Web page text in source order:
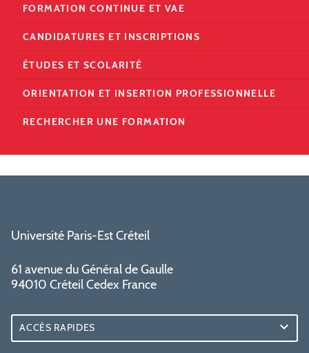
FORMATION CONTINUE ET VAE
CANDIDATURES ET INSCRIPTIONS
ÉTUDES ET SCOLARITÉ
ORIENTATION ET INSERTION PROFESSIONNELLE
RECHERCHER UNE FORMATION
Université Paris-Est Créteil
61 avenue du Général de Gaulle
94010 Créteil Cedex France
ACCÈS RAPIDES